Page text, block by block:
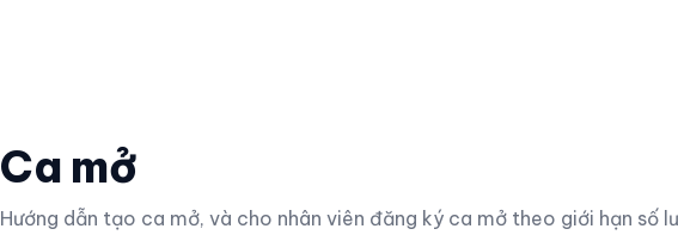
Ca mở
Hướng dẫn tạo ca mở, và cho nhân viên đăng ký ca mở theo giới hạn số